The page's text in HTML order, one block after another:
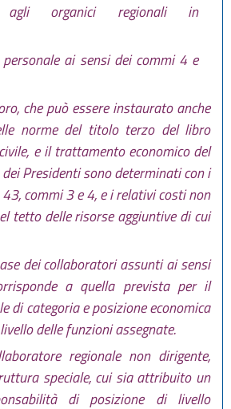
agli organici regionali in
ai sensi dei commi 4 e
che può essere instaurato anche
norme del titolo terzo del libro
e il trattamento economico del
Presidenti sono determinati con i
commi 3 e 4, e i relativi costi non
tetto delle risorse aggiuntive di cui
dei collaboratori assunti ai sensi
a quella prevista per il
di categoria e posizione economica
delle funzioni assegnate.
regionale non dirigente,
speciale, cui sia attribuito un
di posizione di livello